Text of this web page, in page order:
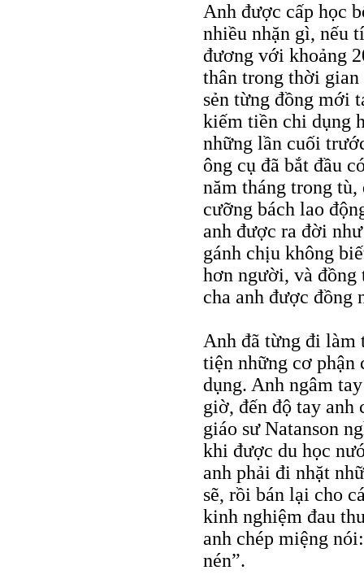
Anh được cấp học
nhiều nhặn gì, nếu
đương với khoảng
thân trong thời gian
sẻn từng đồng mới
kiếm tiền chi dụng
những lần cuối
ông cụ đã bắt đầu
năm tháng trong
cưỡng bách lao
anh được ra đời
gánh chịu không
hơn người, và
cha anh được đồng
Anh đã từng đi làm
tiện những cơ phận
dụng. Anh ngâm
giờ, đến độ tay anh
giáo sư Natanson
khi được du học
anh phải đi nhặt
sẽ, rồi bán lại cho
kinh nghiệm đau
anh chép miệng
nén”.